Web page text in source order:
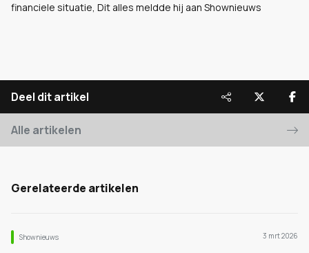
financiele situatie, Dit alles meldde hij aan Shownieuws
Deel dit artikel
Alle artikelen
Gerelateerde artikelen
Shownieuws 3 mrt 2026